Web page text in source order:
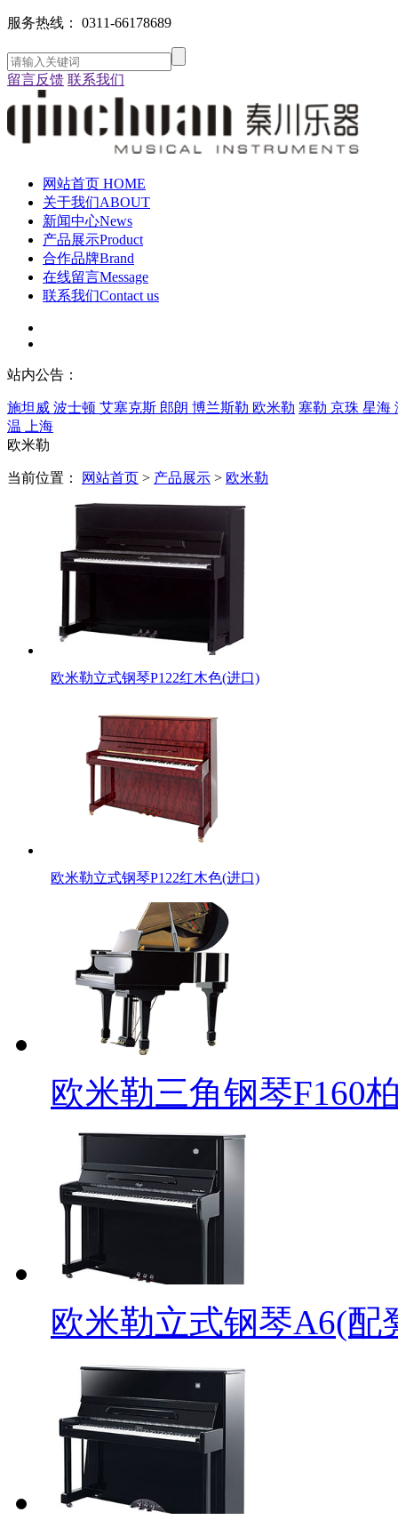
服务热线： 0311-66178689
留言反馈 联系我们
网站首页 HOME
关于我们ABOUT
新闻中心News
产品展示Product
合作品牌Brand
在线留言Message
联系我们Contact us
站内公告：
施坦威 波士顿 艾塞克斯 郎朗 博兰斯勒 欧米勒 塞勒 京珠 星海
温
上海
欧米勒
当前位置： 网站首页 > 产品展示 > 欧米勒
欧米勒立式钢琴P122红木色(进口)
欧米勒立式钢琴P122红木色(进口)
欧米勒三角钢琴F160
欧米勒立式钢琴A6(配